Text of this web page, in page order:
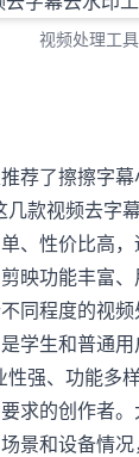
视频处理工
荐了擦擦字
款视频去字
、性价比高
映功能丰富
同程度的视频
学生和普通用
强、功能多
求的创作者
景和设备情